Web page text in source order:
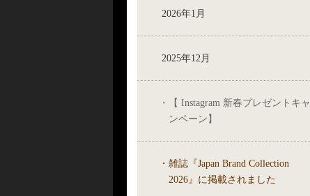
2026年1月
2025年12月
【 Instagram 新春プレゼントキャ
ンペーン】
雑誌『Japan Brand Collection
2026』に掲載されました